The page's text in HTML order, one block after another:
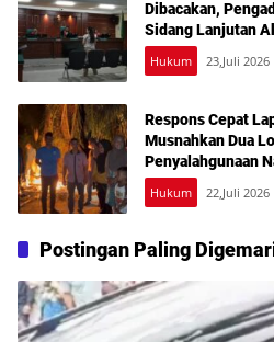
Dibacakan,
Sidang Lanjutan
Hukum 23,Juli 2026
Respons Cepat
Musnahkan Dua
Penyalahgunaan
Hukum 22,Juli 2026
Postingan Paling